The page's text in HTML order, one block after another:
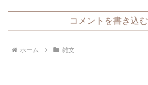
コメントを書き込む
ホーム 雑文